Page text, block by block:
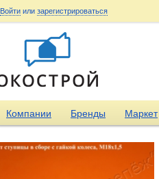
Войти или зарегистрироваться
Компании Бренды Маркет